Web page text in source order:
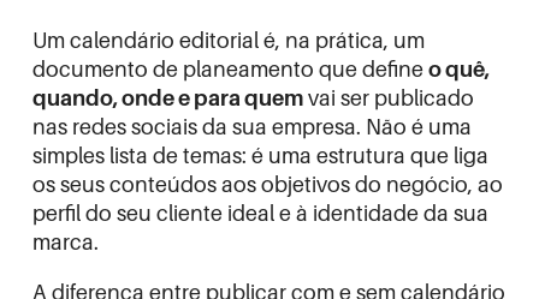
Um calendário editorial é, na prática, um
documento de planeamento que define o quê,
quando, onde e para quem vai ser publicado
nas redes sociais da sua empresa. Não é uma
simples lista de temas: é uma estrutura que liga
os seus conteúdos aos objetivos do negócio, ao
perfil do seu cliente ideal e à identidade da sua
marca.
A diferença entre publicar com e sem calendário